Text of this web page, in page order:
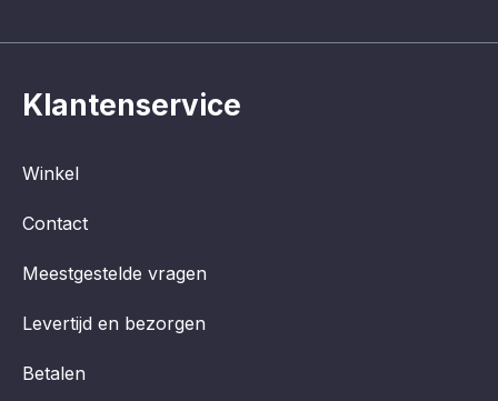
Klantenservice
Winkel
Contact
Meestgestelde vragen
Levertijd en bezorgen
Betalen